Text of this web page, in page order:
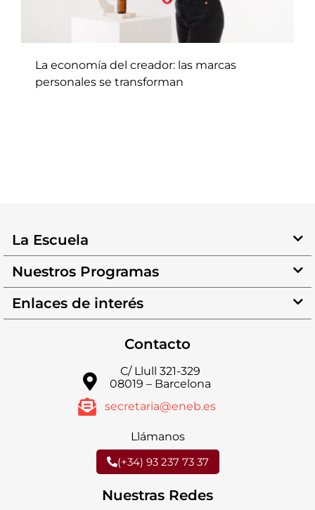
La economía del creador: las marcas
personales se transforman
La Escuela
Nuestros Programas
Enlaces de interés
Contacto
C/ Llull 321-329
08019 – Barcelona
secretaria@eneb.es
Llámanos
(+34) 93 237 73 37
Nuestras Redes